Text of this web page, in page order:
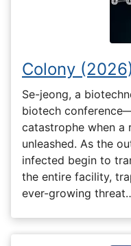
Colony
Se-jeong, a
biotech
catastrophe when a
unleashed. As the
infected begin to
the entire facility,
ever-growing